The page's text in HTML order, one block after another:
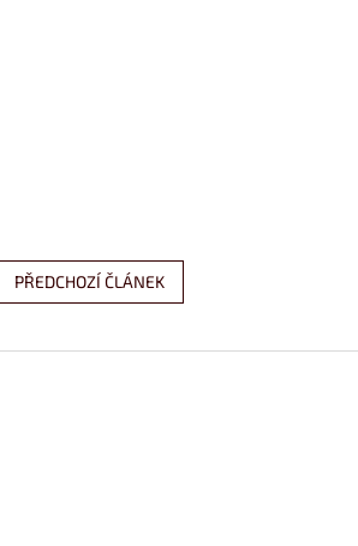
PŘEDCHOZÍ ČLÁNEK